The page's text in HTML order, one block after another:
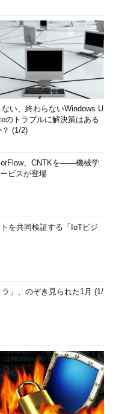
ない、終わらないWindows U
のトラブルに解決策はある
？ (1/2)
、CNTKを――機械学
ビスが登場
を共同検証する「IoTビジ
ラ」、のぞき見られた1月 (1/